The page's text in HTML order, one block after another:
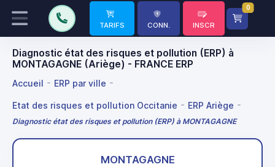
TARIFS CONN. INSCR
0
Diagnostic état des risques et pollution (ERP) à
MONTAGAGNE (Ariège) - FRANCE ERP
Accueil ERP par ville
Etat des risques et pollution Occitanie ERP Ariège
Diagnostic état des risques et pollution (ERP) à MONTAGAGNE
MONTAGAGNE